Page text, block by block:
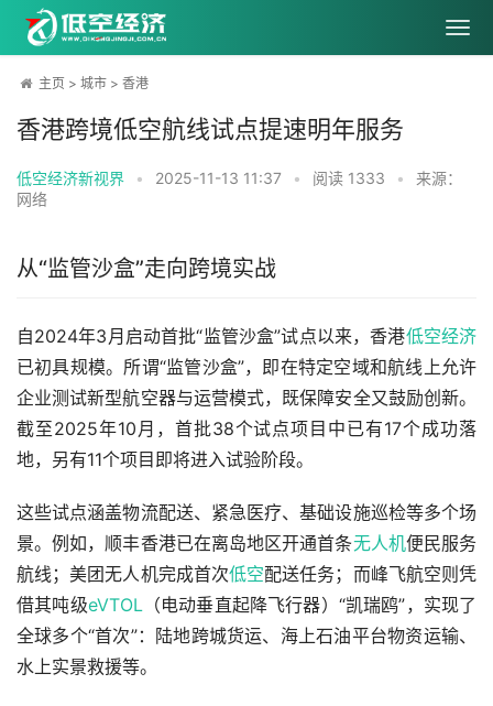
主页 > 城市 > 香港
香港跨境低空航线试点提速明年服务
低空经济新视界 • 2025-11-13 11:37 • 阅读 1333 •
来源：
网络
从“监管沙盒”走向跨境实战
自2024年3月启动首批“监管沙盒”试点以来，香港低空经济
已初具规模。所谓“监管沙盒”，即在特定空域和航线上允许
企业测试新型航空器与运营模式，既保障安全又鼓励创新。
截至2025年10月，首批38个试点项目中已有17个成功落
地，另有11个项目即将进入试验阶段。
这些试点涵盖物流配送、紧急医疗、基础设施巡检等多个场
景。例如，顺丰香港已在离岛地区开通首条无人机便民服务
航线；美团无人机完成首次低空配送任务；而峰飞航空则凭
借其吨级eVTOL（电动垂直起降飞行器）“凯瑞鸥”，实现了
全球多个“首次”：陆地跨城货运、海上石油平台物资运输、
水上实景救援等。